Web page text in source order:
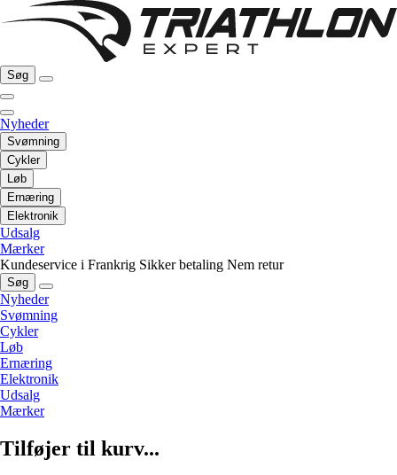
Søg
Nyheder
Svømning
Cykler
Løb
Ernæring
Elektronik
Udsalg
Mærker
Kundeservice i Frankrig Sikker betaling Nem retur
Søg
Nyheder
Svømning
Cykler
Løb
Ernæring
Elektronik
Udsalg
Mærker
Tilføjer til kurv...